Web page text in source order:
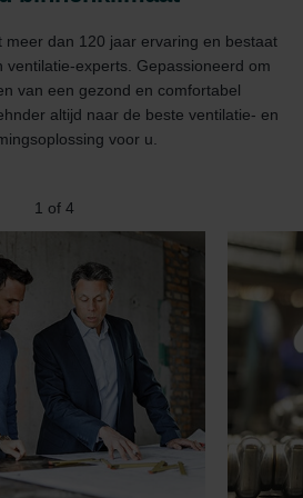
meer dan 120 jaar ervaring en bestaat
ventilatie-experts. Gepassioneerd om
van een gezond en comfortabel
altijd naar de beste ventilatie- en
voor u.
2 of 4